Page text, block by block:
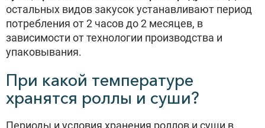
остальных видов закусок устанавливают период
потребления от 2 часов до 2 месяцев, в
зависимости от технологии производства и
упаковывания.
При какой температуре
хранятся роллы и суши?
Периоды и условия хранения роллов и суши в